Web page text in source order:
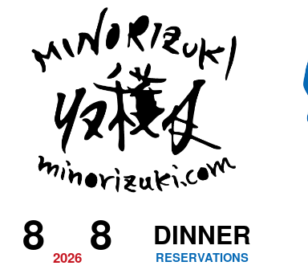
2026
8 8 RESERVATIONS
DINNER